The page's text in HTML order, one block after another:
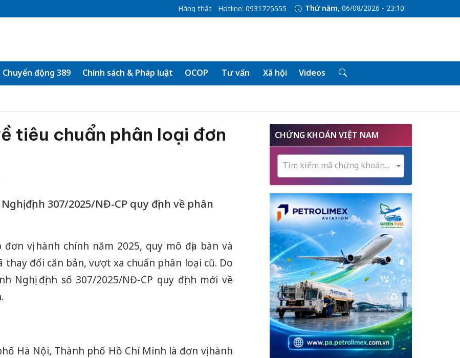
Hàng thật Hotline: 0931725555 Thứ năm, 06/08/2026 - 23:10
Chuyển động 389 Chính sách & Pháp luật OCOP Tư vấn Xã hội Videos
tiêu chuẩn phân loại đơn
định 307/2025/NĐ-CP quy định về phân
vị hành chính năm 2025, quy mô địa bàn và
thay đổi căn bản, vượt xa chuẩn phân loại cũ. Do
Nghị định số 307/2025/NĐ-CP quy định mới về
Hà Nội, Thành phố Hồ Chí Minh là đơn vị hành
CHỨNG KHOÁN VIỆT NAM
Tìm kiếm mã chứng khoán...